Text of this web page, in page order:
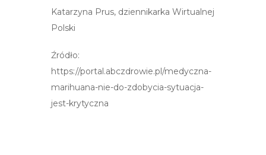
Katarzyna Prus, dziennikarka Wirtualnej
Polski
Źródło:
https://portal.abczdrowie.pl/medyczna-
marihuana-nie-do-zdobycia-sytuacja-
jest-krytyczna